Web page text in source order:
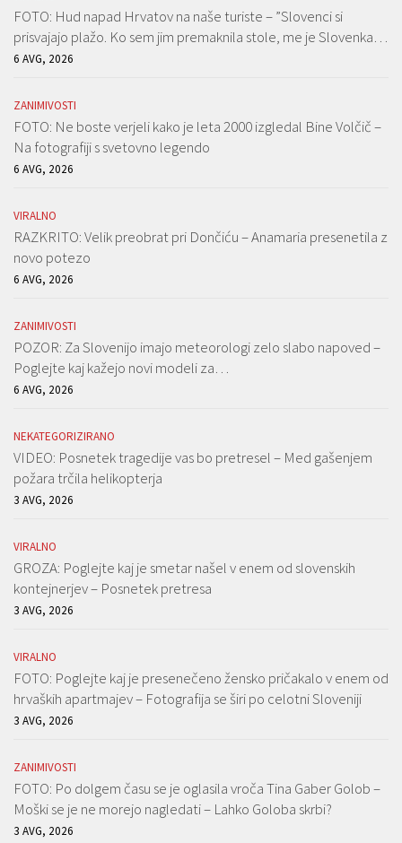
FOTO: Hud napad Hrvatov na naše turiste – ”Slovenci si
prisvajajo plažo. Ko sem jim premaknila stole, me je Slovenka…
6 AVG, 2026
ZANIMIVOSTI
FOTO: Ne boste verjeli kako je leta 2000 izgledal Bine Volčič –
Na fotografiji s svetovno legendo
6 AVG, 2026
VIRALNO
RAZKRITO: Velik preobrat pri Dončiću – Anamaria presenetila z
novo potezo
6 AVG, 2026
ZANIMIVOSTI
POZOR: Za Slovenijo imajo meteorologi zelo slabo napoved –
Poglejte kaj kažejo novi modeli za…
6 AVG, 2026
NEKATEGORIZIRANO
VIDEO: Posnetek tragedije vas bo pretresel – Med gašenjem
požara trčila helikopterja
3 AVG, 2026
VIRALNO
GROZA: Poglejte kaj je smetar našel v enem od slovenskih
kontejnerjev – Posnetek pretresa
3 AVG, 2026
VIRALNO
FOTO: Poglejte kaj je presenečeno žensko pričakalo v enem od
hrvaških apartmajev – Fotografija se širi po celotni Sloveniji
3 AVG, 2026
ZANIMIVOSTI
FOTO: Po dolgem času se je oglasila vroča Tina Gaber Golob –
Moški se je ne morejo nagledati – Lahko Goloba skrbi?
3 AVG, 2026